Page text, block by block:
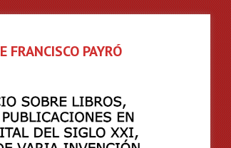
FRANCISCO PAYRÓ